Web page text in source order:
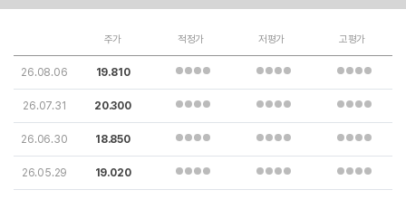
주가 적정가 저평가 고평가
26.08.06 19.810
26.07.31 20.300
26.06.30 18.850
26.05.29 19.020